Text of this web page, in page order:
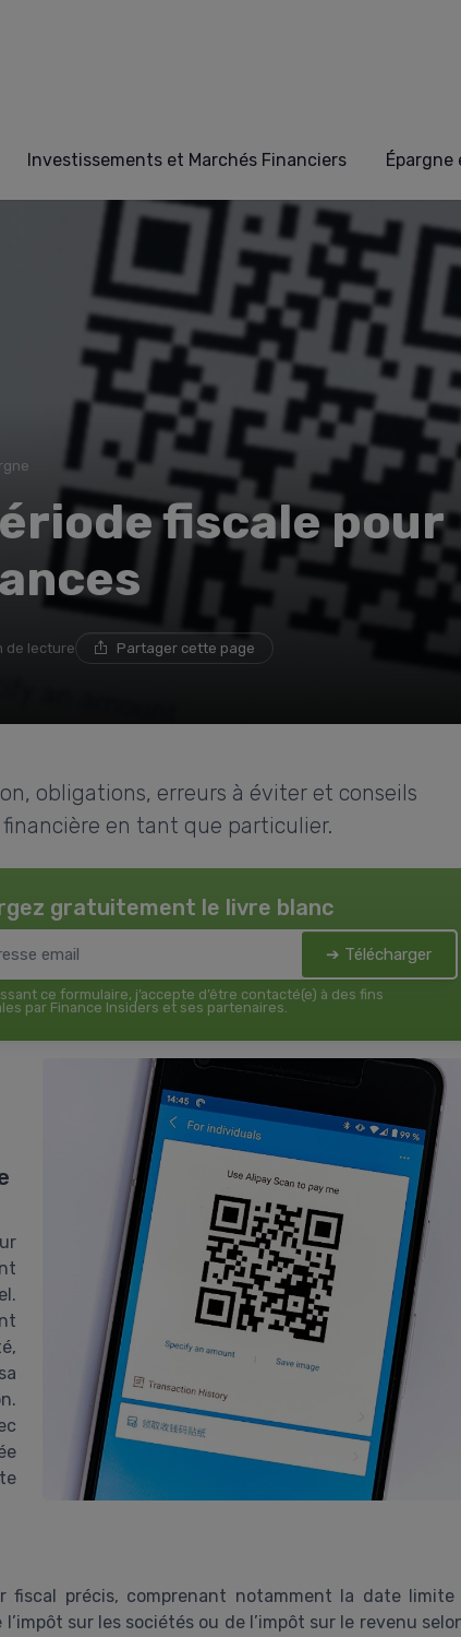
Investissements et Marchés Financiers
fiscale pour
de lecture Partager cette page
obligations, erreurs à éviter et conseils
en tant que particulier.
gratuitement le livre blanc
➔ Télécharger
ce formulaire, j’accepte d’être contacté(e) à des fins
par Finance Insiders et ses partenaires.
fiscal précis, comprenant notamment la date limite
sur les sociétés ou de l’impôt sur le revenu